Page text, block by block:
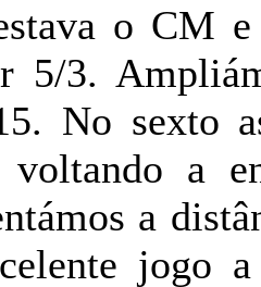
o CM
5/3.
No sexto
voltando a
a
jogo